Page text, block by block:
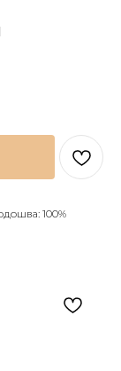
100%